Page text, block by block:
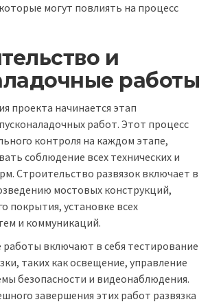
могут повлиять на процесс
и
работы
проекта начинается этап
работ. Этот процесс
контроля на каждом этапе,
соблюдение всех технических и
Строительство развязок включает в
мостовых конструкций,
покрытия, установке всех
и коммуникаций.
работы включают в себя тестирование
таких как освещение, управление
безопасности и видеонаблюдения.
завершения этих работ развязка